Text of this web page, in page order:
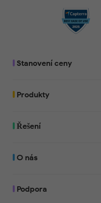
Stanovení ceny
Produkty
Řešení
O nás
Podpora